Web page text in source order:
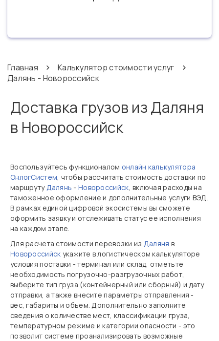
Главная
Калькулятор стоимости услуг
Далянь - Новороссийск
Доставка грузов из Даляня
в Новороссийск
Воспользуйтесь функционалом онлайн калькулятора
ОнлогСистем, чтобы рассчитать стоимость доставки по
маршрутуДалянь -Новороссийск, включая расходы на
таможенное оформление и дополнительные услуги ВЭД.
В рамках единой цифровой экосистемы вы сможете
оформить заявку и отслеживать статус ее исполнения
на каждом этапе.
Для расчета стоимости перевозки из Даляня в
Новороссийск укажите в логистическом калькуляторе
условия поставки - терминал или склад, отметьте
необходимость погрузочно‑разгрузочных работ,
выберите тип груза (контейнерный или сборный) и дату
отправки, а также внесите параметры отправления -
вес, габариты и объем. Дополнительно заполните
сведения о количестве мест, классификации груза,
температурном режиме и категории опасности - это
позволит системе проанализировать возможные